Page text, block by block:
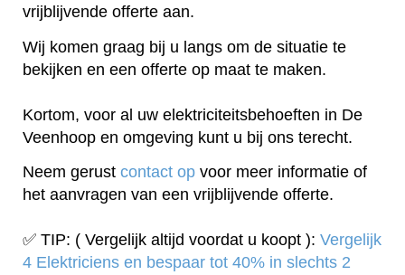
vrijblijvende offerte aan.
Wij komen graag bij u langs om de situatie te
bekijken en een offerte op maat te maken.
Kortom, voor al uw elektriciteitsbehoeften in De
Veenhoop en omgeving kunt u bij ons terecht.
Neem gerust contact op voor meer informatie of
het aanvragen van een vrijblijvende offerte.
✅ TIP: ( Vergelijk altijd voordat u koopt ): Vergelijk
4 Elektriciens en bespaar tot 40% in slechts 2